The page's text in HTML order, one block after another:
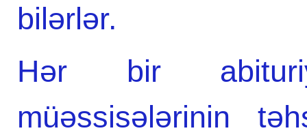
bilərlər.
Hər bir
müəssisələrinin